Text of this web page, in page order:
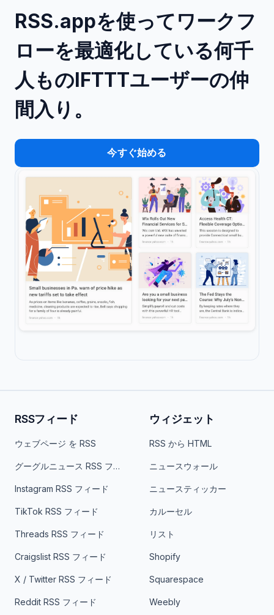
RSS.appを使ってワークフ
ローを最適化している何千
人ものIFTTTユーザーの仲
間入り。
今すぐ始める
RSSフィード
ウェブページ を RSS
グーグルニュース RSS フィード
Instagram RSS フィード
TikTok RSS フィード
Threads RSS フィード
Craigslist RSS フィード
X / Twitter RSS フィード
Reddit RSS フィード
ウィジェット
RSS から HTML
ニュースウォール
ニュースティッカー
カルーセル
リスト
Shopify
Squarespace
Weebly